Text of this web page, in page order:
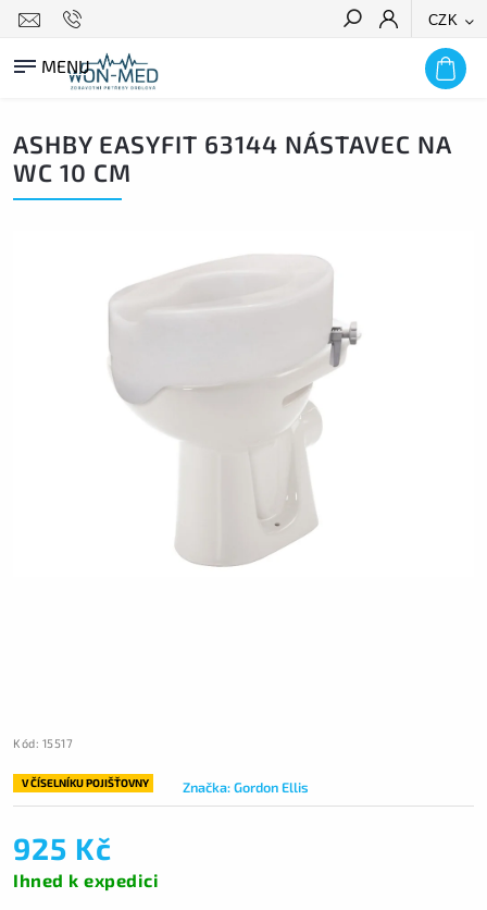
CZK
HLEDAT
ASHBY EASYFIT 63144 NÁSTAVEC NA
WC 10 CM
Kód: 15517
V ČÍSELNÍKU POJIŠŤOVNY Značka:Gordon Ellis
925 Kč
Ihned k expedici